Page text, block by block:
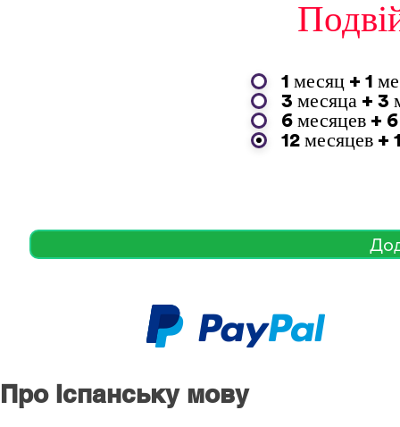
1 месяц + 1
3 месяца + 3
6 месяцев +
12 месяцев +
Про Іспанську мову